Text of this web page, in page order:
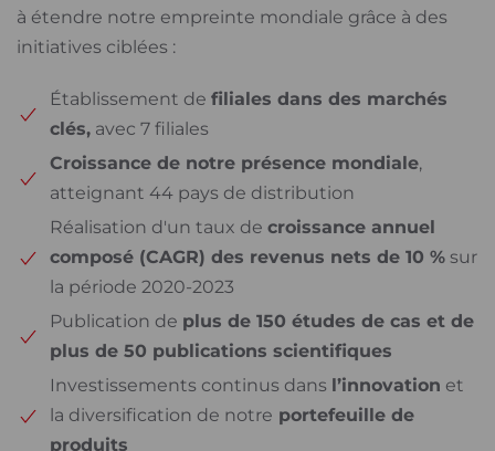
à étendre notre empreinte mondiale grâce à des
initiatives ciblées :
Établissement de filiales dans des marchés
clés, avec 7 filiales
Croissance de notre présence mondiale,
atteignant 44 pays de distribution
Réalisation d'un taux de croissance annuel
composé (CAGR) des revenus nets de 10 % sur
la période 2020-2023
Publication de plus de 150 études de cas et de
plus de 50 publications scientifiques
Investissements continus dans l’innovation et
la diversification de notre portefeuille de
produits